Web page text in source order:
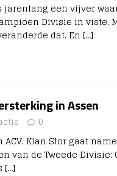
jarenlang een vijver
Divisie in viste.
dat. En […]
in Assen
0
ACV. Kian Slor gaat
van de Tweede Divisie:
[…]